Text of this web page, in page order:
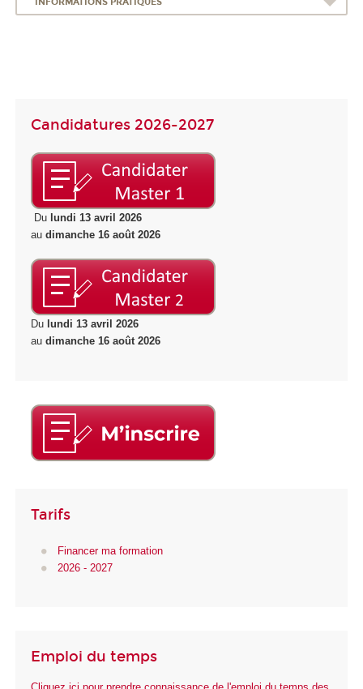
INFORMATIONS PRATIQUES
Candidatures 2026-2027
Du lundi 13 avril 2026
au dimanche 16 août 2026
Du lundi 13 avril 2026
au dimanche 16 août 2026
Tarifs
Financer ma formation
2026 - 2027
Emploi du temps